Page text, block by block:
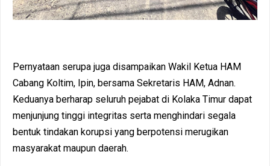
Pernyataan serupa juga disampaikan Wakil Ketua HAM
Cabang Koltim, Ipin, bersama Sekretaris HAM, Adnan.
Keduanya berharap seluruh pejabat di Kolaka Timur dapat
menjunjung tinggi integritas serta menghindari segala
bentuk tindakan korupsi yang berpotensi merugikan
masyarakat maupun daerah.